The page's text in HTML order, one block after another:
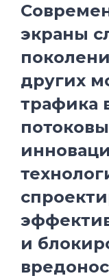
экраны
других
трафика
и